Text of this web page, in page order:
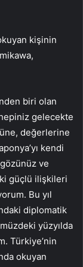
kişinin
biri olan
gelecekte
değerlerine
kendi
ve
güçlü ilişkileri
Bu yıl
diplomatik
yüzyılda
Türkiye’nin
okuyan